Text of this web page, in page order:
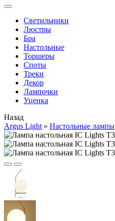
Cветильники
Люстры
Бра
Настольные
Торшеры
Споты
Треки
Декор
Лампочки
Уценка
Назад
Argus Light » Настольные лампы